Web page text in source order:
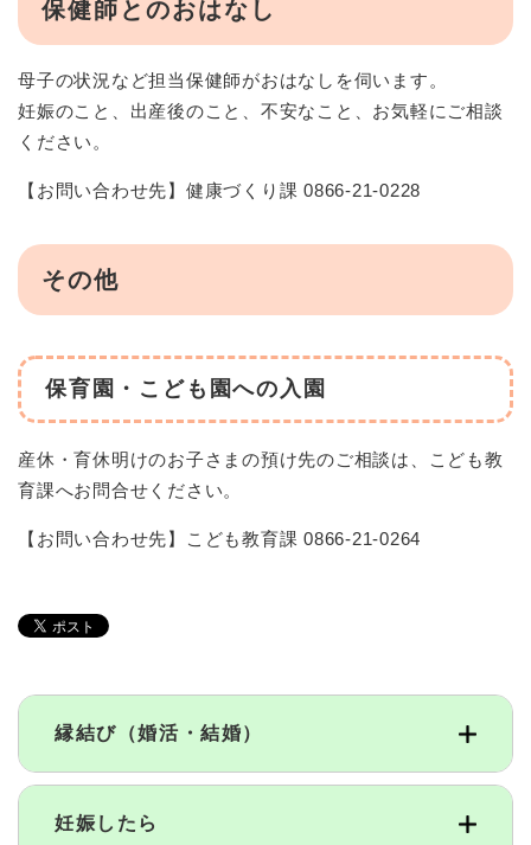
保健師とのおはなし
母子の状況など担当保健師がおはなしを伺います。
妊娠のこと、出産後のこと、不安なこと、お気軽にご相談
ください。
【お問い合わせ先】健康づくり課 0866-21-0228
その他
保育園・こども園への入園
産休・育休明けのお子さまの預け先のご相談は、こども教
育課へお問合せください。
【お問い合わせ先】こども教育課 0866-21-0264
縁結び（婚活・結婚）
妊娠したら